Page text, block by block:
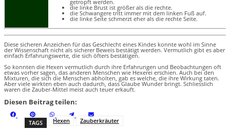
getropft werden.
die linke Brust ist größer als die rechte.
die Schwangere tritt immer mit dem linken Fuß auf.
die linke Seite schmerzt eher als die rechte Seite.
Diese sicheren Anzeichen für das Geschlecht eines Kindes konnte wohl im Sinne
der Wissenschaft nicht als sicherer Beweis bestätigt werden. Vermutlich gibt es aber
einfach Erfahrungswerte, die sich öfters bestätigen.
So konnten die Hexen vermutlich durch ihre Erfahrungen und Beobachtungen oft
etwas vorher sagen, das anderen Menschen wie Hexerei erschien. Auch bei den
Mixturen, die sich die Menschen abholten, gab es welche, die ihre Wirkung taten.
Aber viele wirkten eben auch dadurch, dass Glaube Wunder bringt. Schliesslich
waren die Zauber-Mittel meist auch teuer erkauft.
Diesen Beitrag teilen:
h h
a
i
n
h
a
h
a
h
S
h
a
m
a
TAGS Hexen Zauberkräuter